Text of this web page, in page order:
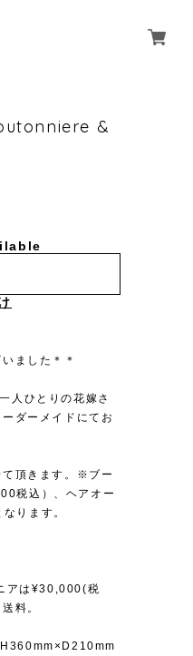
&
ました＊＊
ひとりの花嫁さ
ダーメイドにてお
頂きます。※ブー
税込）、ヘアオー
ります。
アは¥30,000(税
料。